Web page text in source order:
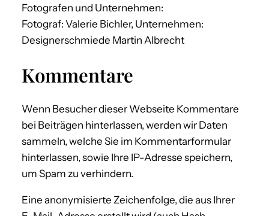
Fotografen und Unternehmen:
Fotograf: Valerie Bichler, Unternehmen:
Designerschmiede Martin Albrecht
Kommentare
Wenn Besucher dieser Webseite Kommentare
bei Beiträgen hinterlassen, werden wir Daten
sammeln, welche Sie im Kommentarformular
hinterlassen, sowie Ihre IP-Adresse speichern,
um Spam zu verhindern.
Eine anonymisierte Zeichenfolge, die aus Ihrer